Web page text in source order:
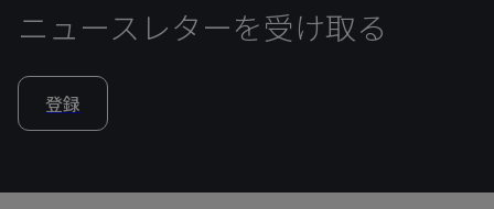
ニュースレターを受け取る
登録